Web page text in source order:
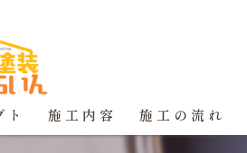
施工内容 施工の流れ